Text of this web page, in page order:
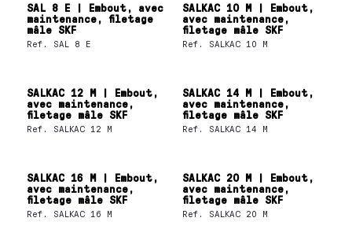
SAL 8 E | Embout, avec
maintenance, filetage
mâle SKF
Ref. SAL 8 E
SALKAC 10 M | Embout,
avec maintenance,
filetage mâle SKF
Ref. SALKAC 10 M
SALKAC 12 M | Embout,
avec maintenance,
filetage mâle SKF
Ref. SALKAC 12 M
SALKAC 14 M | Embout,
avec maintenance,
filetage mâle SKF
Ref. SALKAC 14 M
SALKAC 16 M | Embout,
avec maintenance,
filetage mâle SKF
Ref. SALKAC 16 M
SALKAC 20 M | Embout,
avec maintenance,
filetage mâle SKF
Ref. SALKAC 20 M